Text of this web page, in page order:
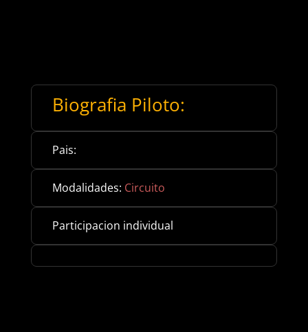
Biografia Piloto:
Pais:
Modalidades: Circuito
Participacion individual